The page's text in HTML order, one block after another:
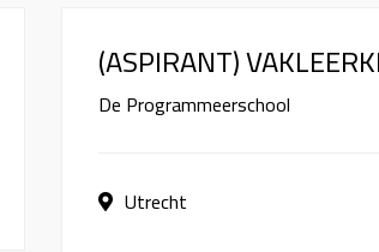
(ASPIRANT)
De Programmeerschool
Utrecht